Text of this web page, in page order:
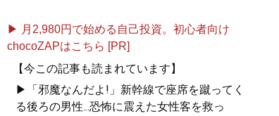
▶ 月2,980円で始める自己投資。初心者向け
chocoZAPはこちら [PR]
【今この記事も読まれています】
▶「邪魔なんだよ!」新幹線で座席を蹴ってく
る後ろの男性...恐怖に震えた女性客を救っ